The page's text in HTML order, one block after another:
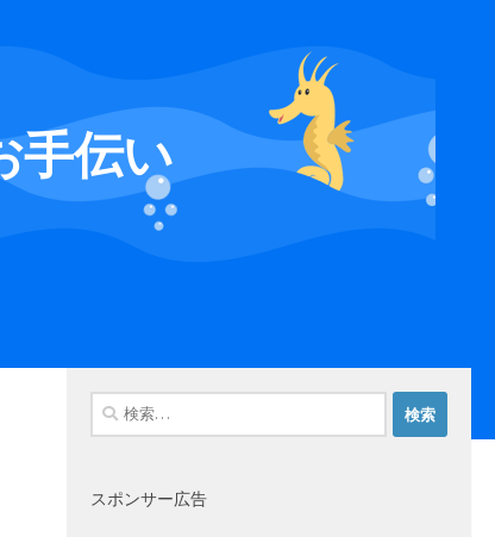
手伝い
検
索:
スポンサー広告